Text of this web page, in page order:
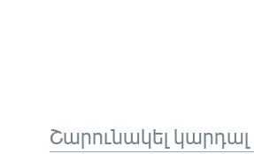
Շարունակել կարդալ